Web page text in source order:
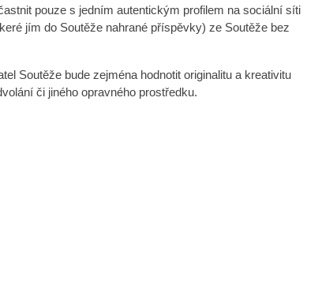
pouze s jedním autentickým profilem na sociální síti
jím do Soutěže nahrané příspěvky) ze Soutěže bez
Soutěže bude zejména hodnotit originalitu a kreativitu
či jiného opravného prostředku.